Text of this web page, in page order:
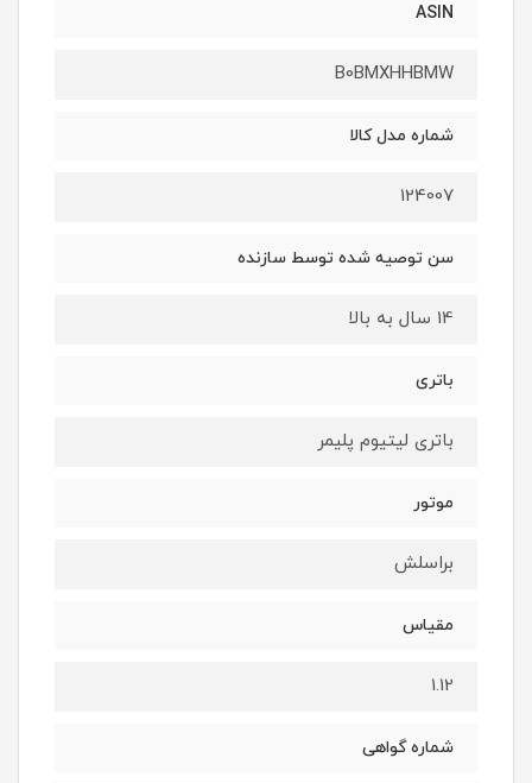
ASIN
B0BMXHHBMW
شماره مدل کالا
124007
سن توصیه شده توسط سازنده
14 سال به بالا
باتری
باتری لیتیوم پلیمر
موتور
براسلش
مقیاس
1.12
شماره گواهی